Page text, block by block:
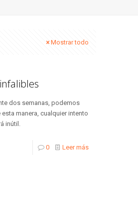
Mostrar todo
dos semanas, podemos
manera, cualquier intento
inútil.
0 Leer más